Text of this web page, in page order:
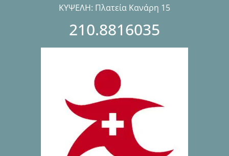
ΚΥΨΕΛΗ: Πλατεία Κανάρη 15
210.8816035